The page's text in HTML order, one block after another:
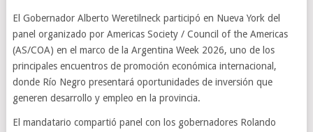
El Gobernador Alberto Weretilneck participó en Nueva York del
panel organizado por Americas Society / Council of the Americas
(AS/COA) en el marco de la Argentina Week 2026, uno de los
principales encuentros de promoción económica internacional,
donde Río Negro presentará oportunidades de inversión que
generen desarrollo y empleo en la provincia.
El mandatario compartió panel con los gobernadores Rolando